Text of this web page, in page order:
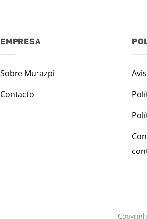
EMPRESA
Sobre Murazpi
Contacto